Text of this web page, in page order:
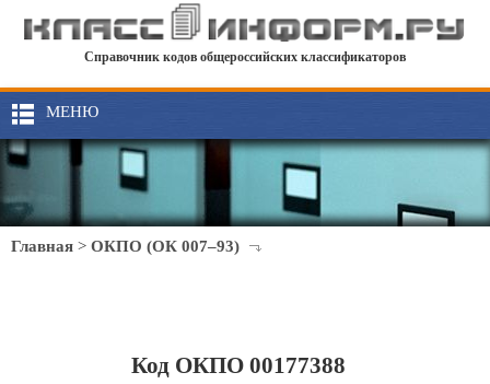
Справочник кодов общероссийских классификаторов
МЕНЮ
Главная > ОКПО (ОК 007–93)
Код ОКПО 00177388